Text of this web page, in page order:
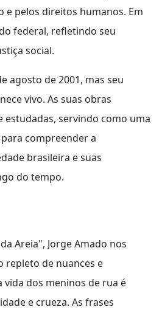
e pelos direitos humanos. Em
federal, refletindo seu
social.
agosto de 2001, mas seu
vivo. As suas obras
estudadas, servindo como uma
compreender a
brasileira e suas
do tempo.
Areia", Jorge Amado nos
repleto de nuances e
vida dos meninos de rua é
e crueza. As frases